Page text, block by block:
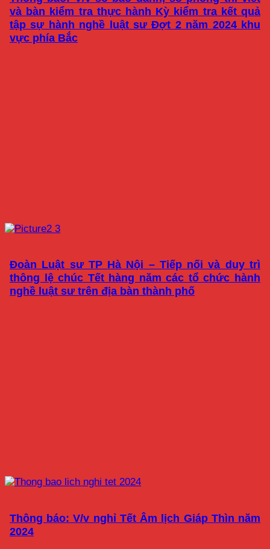
và bàn kiểm tra thực hành Kỳ kiểm tra kết quả
tập sự hành nghề luật sư Đợt 2 năm 2024 khu
vực phía Bắc
Đoàn Luật sư TP Hà Nội – Tiếp nối và duy trì
thông lệ chúc Tết hàng năm các tổ chức hành
nghề luật sư trên địa bàn thành phố
Thông báo: V/v nghỉ Tết Âm lịch Giáp Thìn năm
2024